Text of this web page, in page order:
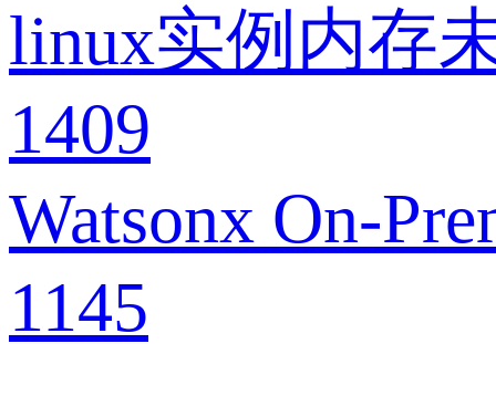
linux实例内存
1409
Watsonx On-
1145